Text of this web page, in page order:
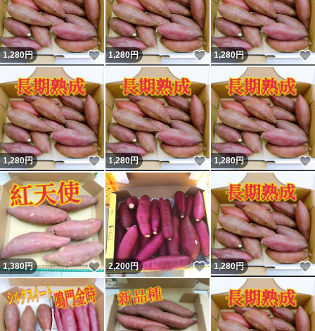
1,280円 いいね！
1,280円 いいね！
1,280円
1,280円 いいね！
1,280円 いいね！
1,280円
1,380円 いいね！
2,200円 いいね！
1,280円